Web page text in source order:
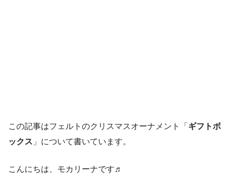
この記事はフェルトのクリスマスオーナメント「 ギフトボ
ックス 」について書いています。
こんにちは、モカリーナです♬